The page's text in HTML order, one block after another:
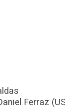
Ferraz